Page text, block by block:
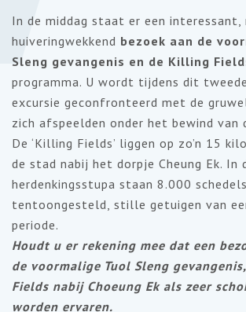
In de middag staat er een interessant,
huiveringwekkend bezoek aan de
Sleng gevangenis en de Killing
programma. U wordt tijdens dit
excursie geconfronteerd met de
zich afspeelden onder het bewind van
De ‘Killing Fields’ liggen op zo’n 15
de stad nabij het dorpje Cheung Ek. In
herdenkingsstupa staan 8.000 schedels
tentoongesteld, stille getuigen van
periode.
Houdt u er rekening mee dat een
de voormalige Tuol Sleng
Fields nabij Choeung Ek als zeer
worden ervaren.